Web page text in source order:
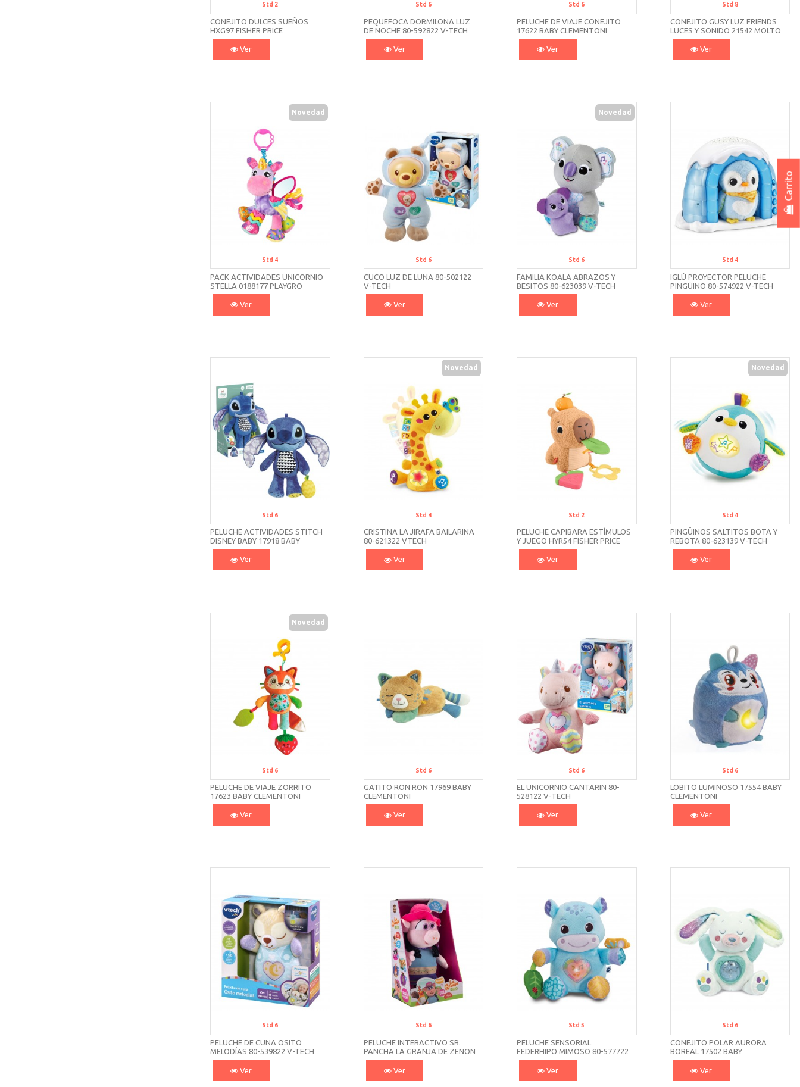
Carrito
Std 2
CONEJITO DULCES SUEÑOS
HXG97 FISHER PRICE
Ver
Std 6
PEQUEFOCA DORMILONA LUZ
DE NOCHE 80-592822 V-TECH
Ver
Std 6
PELUCHE DE VIAJE CONEJITO
17622 BABY CLEMENTONI
Ver
Std 8
CONEJITO GUSY LUZ FRIENDS
LUCES Y SONIDO 21542 MOLTO
Ver
Novedad
Std 4
PACK ACTIVIDADES UNICORNIO
STELLA 0188177 PLAYGRO
Ver
Std 6
CUCO LUZ DE LUNA 80-502122
V-TECH
Ver
Novedad
Std 6
FAMILIA KOALA ABRAZOS Y
BESITOS 80-623039 V-TECH
Ver
Std 4
IGLÚ PROYECTOR PELUCHE
PINGÜINO 80-574922 V-TECH
Ver
Std 6
PELUCHE ACTIVIDADES STITCH
DISNEY BABY 17918 BABY
CLEMENTONI
Ver
Novedad
Std 4
CRISTINA LA JIRAFA BAILARINA
80-621322 VTECH
Ver
Std 2
PELUCHE CAPIBARA ESTÍMULOS
Y JUEGO HYR54 FISHER PRICE
Ver
Novedad
Std 4
PINGÜINOS SALTITOS BOTA Y
REBOTA 80-623139 V-TECH
Ver
Novedad
Std 6
PELUCHE DE VIAJE ZORRITO
17623 BABY CLEMENTONI
Ver
Std 6
GATITO RON RON 17969 BABY
CLEMENTONI
Ver
Std 6
EL UNICORNIO CANTARIN 80-
528122 V-TECH
Ver
Std 6
LOBITO LUMINOSO 17554 BABY
CLEMENTONI
Ver
Std 6
PELUCHE DE CUNA OSITO
MELODÍAS 80-539822 V-TECH
Ver
Std 6
PELUCHE INTERACTIVO SR.
PANCHA LA GRANJA DE ZENON
AR80007
Ver
Std 5
PELUCHE SENSORIAL
FEDERHIPO MIMOSO 80-577722
V-TECH
Ver
Std 6
CONEJITO POLAR AURORA
BOREAL 17502 BABY
CLEMENTONI
Ver